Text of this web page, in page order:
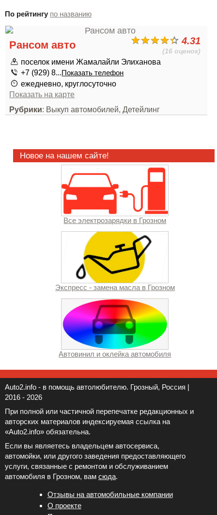
По рейтингу по названию
4.31
(16 оценок)
Рансом авто
поселок имени Жамалайли Элиханова
+7 (929) 8...Показать телефон
ежедневно, круглосуточно
Показать на карте
Рубрики: Выкуп автомобилей, Детейлинг
Новое на нашем сайте!
Все электрозарядки в Грозном
Экспресс - замена масла в Грозном
Автовинил и оклейка автомобиля
Auto2.info - в помощь автолюбителю. Грозный, Россия |
2016 - 2026
При полной или частичной перепечатке редакционных и
авторских материалов индексируемая ссылка на
«Auto2.info» обязательна.
Если вы являетесь владельцем автосервиса,
автомойки, или другого заведения предоставляющего
услуги, связанные с ремонтом и обслуживанием
автомобиля в Грозном, вам сюда.
Отзывы на автомобильные компании